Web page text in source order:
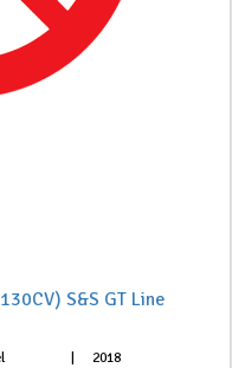
S&S GT Line
2018